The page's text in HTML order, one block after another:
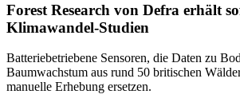
Forest Research von Defra erhält
Klimawandel-Studien
Batteriebetriebene Sensoren, die Daten zu
Baumwachstum aus rund 50 britischen
manuelle Erhebung ersetzen.